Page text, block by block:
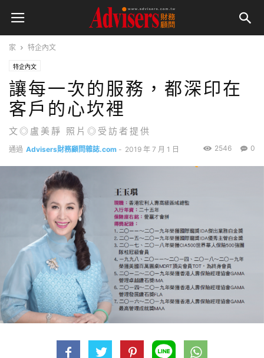
家 特企內文
特企內文
讓每一次的服務，都深印在
客戶的心坎裡
文◎盧美靜 照片◎受訪者提供
通過 Advisers財務顧問雜誌.com - 2019 年 7 月 1 日 0
2546